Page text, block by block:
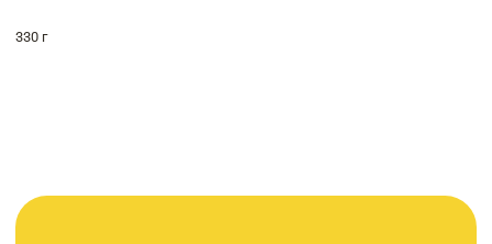
330 г